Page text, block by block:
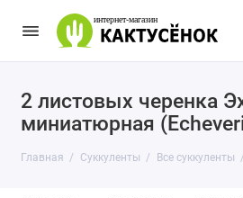
2 листовых черенка
миниатюрная
Главная Суккуленты Все суккуленты